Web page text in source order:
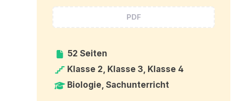
PDF
52 Seiten
Klasse 2, Klasse 3, Klasse 4
Biologie, Sachunterricht